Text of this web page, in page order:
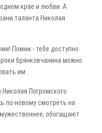
крае и любви. А
таланта Николая
Помни - тебе доступно
брянковчанина можно
им.
Николая Погромского
по-новому смотреть на
обогащают